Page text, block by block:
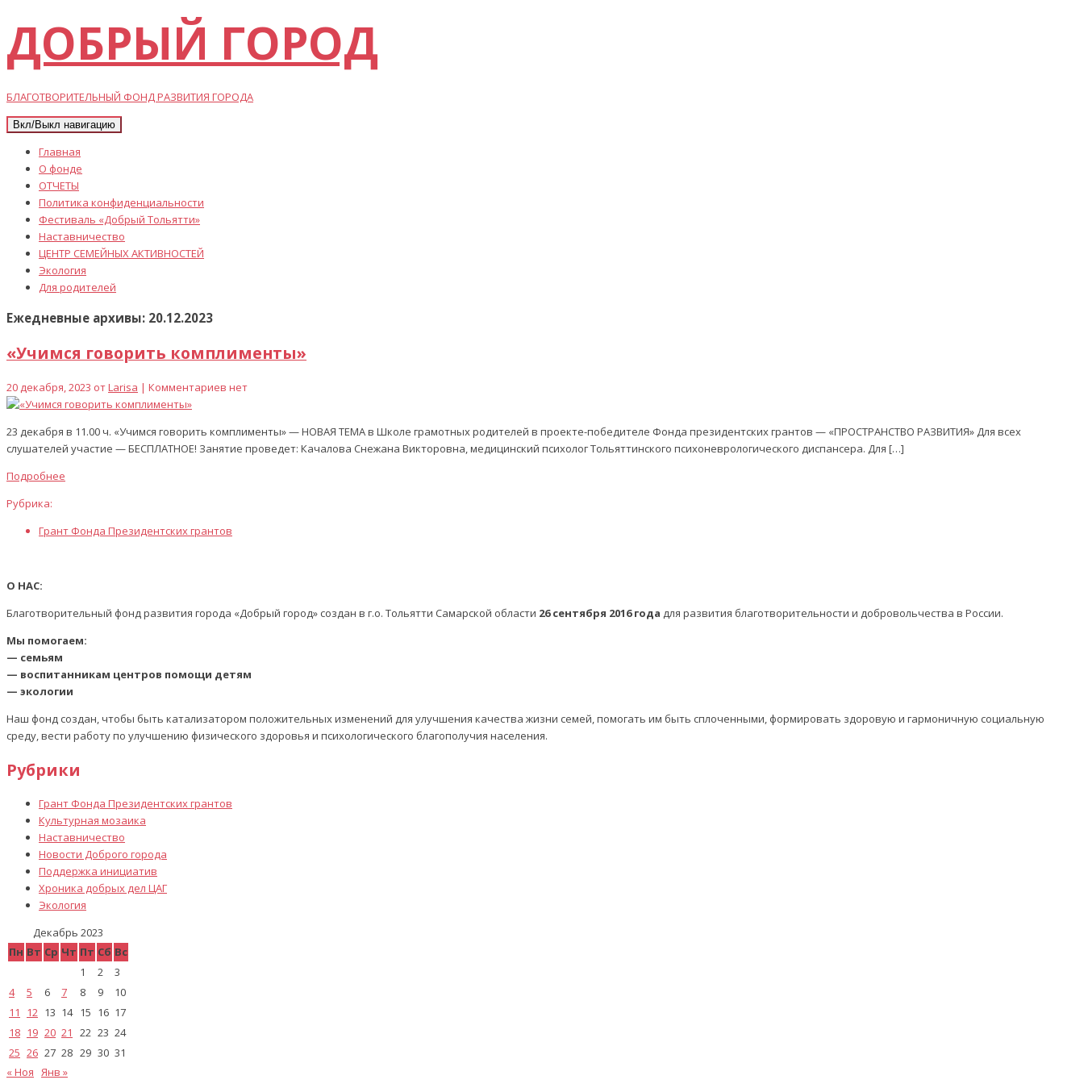
ДОБРЫЙ ГОРОД
БЛАГОТВОРИТЕЛЬНЫЙ ФОНД РАЗВИТИЯ ГОРОДА
Вкл/Выкл навигацию
Главная
О фонде
ОТЧЕТЫ
Политика конфиденциальности
Фестиваль «Добрый Тольятти»
Наставничество
ЦЕНТР СЕМЕЙНЫХ АКТИВНОСТЕЙ
Экология
Для родителей
Ежедневные архивы: 20.12.2023
«Учимся говорить комплименты»
20 декабря, 2023 отLarisa | Комментариев нет
23 декабря в 11.00 ч. «Учимся говорить комплименты» — НОВАЯ ТЕМА в Школе грамотных родителей в проекте-победителе Фонда президентских грантов — «ПРОСТРАНСТВО РАЗВИТИЯ» Для всех
слушателей участие — БЕСПЛАТНОЕ! Занятие проведет: Качалова Снежана Викторовна, медицинский психолог Тольяттинского психоневрологического диспансера. Для […]
Подробнее
Рубрика:
Грант Фонда Президентских грантов
О НАС:
Благотворительный фонд развития города «Добрый город» создан в г.о. Тольятти Самарской области 26 сентября 2016 года для развития благотворительности и добровольчества в России.
Мы помогаем:
— семьям
— воспитанникам центров помощи детям
— экологии
Наш фонд создан, чтобы быть катализатором положительных изменений для улучшения качества жизни семей, помогать им быть сплоченными, формировать здоровую и гармоничную социальную
среду, вести работу по улучшению физического здоровья и психологического благополучия населения.
Рубрики
Грант Фонда Президентских грантов
Культурная мозаика
Наставничество
Новости Доброго города
Поддержка инициатив
Хроника добрых дел ЦАГ
Экология
Декабрь 2023
Пн Вт Ср Чт Пт Сб Вс
1
2
3
4
5 6 7 8 9
10
11
12 13 14 15 16 17
18 19 20 21 22 23 24
25 26 27 28 29 30 31
« Ноя Янв »